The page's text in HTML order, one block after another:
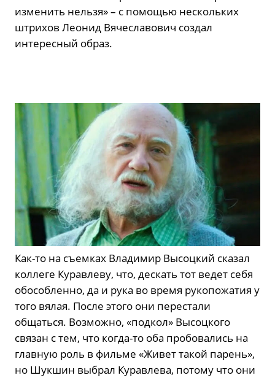
изменить нельзя» – с помощью нескольких
штрихов Леонид Вячеславович создал
интересный образ.
Как-то на съемках Владимир Высоцкий сказал
коллеге Куравлеву, что, дескать тот ведет себя
обособленно, да и рука во время рукопожатия у
того вялая. После этого они перестали
общаться. Возможно, «подкол» Высоцкого
связан с тем, что когда-то оба пробовались на
главную роль в фильме «Живет такой парень»,
но Шукшин выбрал Куравлева, потому что они